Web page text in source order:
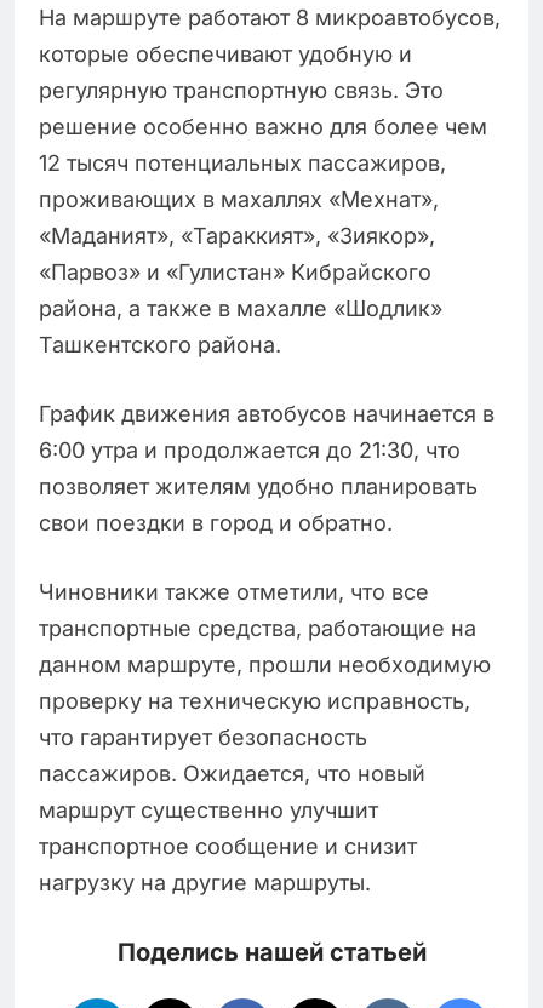
На маршруте работают 8 микроавтобусов,
которые обеспечивают удобную и
регулярную транспортную связь. Это
решение особенно важно для более чем
12 тысяч потенциальных пассажиров,
проживающих в махаллях «Мехнат»,
«Маданият», «Тараккият», «Зиякор»,
«Парвоз» и «Гулистан» Кибрайского
района, а также в махалле «Шодлик»
Ташкентского района.
График движения автобусов начинается в
6:00 утра и продолжается до 21:30, что
позволяет жителям удобно планировать
свои поездки в город и обратно.
Чиновники также отметили, что все
транспортные средства, работающие на
данном маршруте, прошли необходимую
проверку на техническую исправность,
что гарантирует безопасность
пассажиров. Ожидается, что новый
маршрут существенно улучшит
транспортное сообщение и снизит
нагрузку на другие маршруты.
Поделись нашей статьей